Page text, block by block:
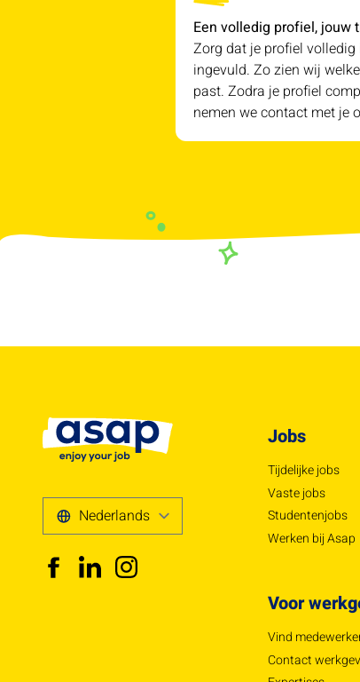
Een volledig profiel, jouw
Zorg dat je profiel volledig
ingevuld. Zo zien wij
past. Zodra je profiel
nemen we contact met je
Jobs
Tijdelijke jobs
Vaste jobs
Studentenjobs
Werken bij Asap
Voor
Vind
Contact